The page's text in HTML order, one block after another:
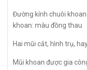
Đường kính chuôi
khoan: màu đồng thau
Hai mũi cắt, hình trụ,
Mũi khoan được gia